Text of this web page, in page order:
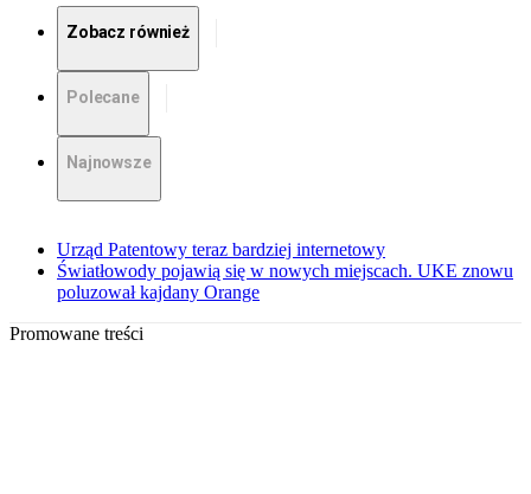
Zobacz również
Polecane
Najnowsze
Urząd Patentowy teraz bardziej internetowy
Światłowody pojawią się w nowych miejscach. UKE znowu
poluzował kajdany Orange
Promowane treści